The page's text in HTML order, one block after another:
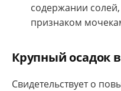
содержании
признаком
Крупный осадок
Свидетельствует о